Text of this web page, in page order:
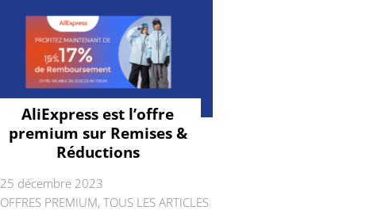
AliExpress est l’offre
premium sur Remises &
Réductions
25 décembre 2023
OFFRES PREMIUM, TOUS LES ARTICLES